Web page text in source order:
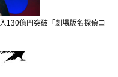
130億円突破「劇場版名探偵コ